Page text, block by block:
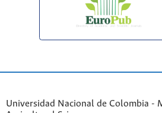
Universidad Nacional de Colombia -